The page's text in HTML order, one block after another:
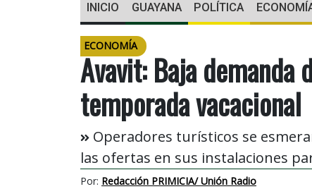
INICIO GUAYANA POLÍTICA
ECONOMÍA
Avavit: Baja
temporada vacacional
Operadores turísticos se
las ofertas en sus instalaciones
Por: Redacción PRIMICIA/ Unión Radio